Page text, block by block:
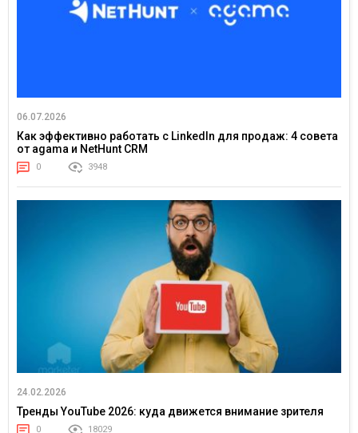
06.07.2026
Как эффективно работать с LinkedIn для продаж: 4 совета
от agama и NetHunt CRM
0 3948
24.02.2026
Тренды YouTube 2026: куда движется внимание зрителя
0 18029